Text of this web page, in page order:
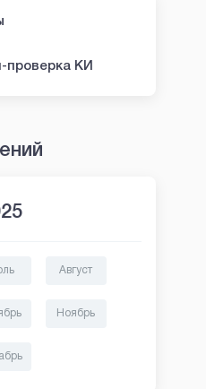
проверка КИ
Август
Ноябрь